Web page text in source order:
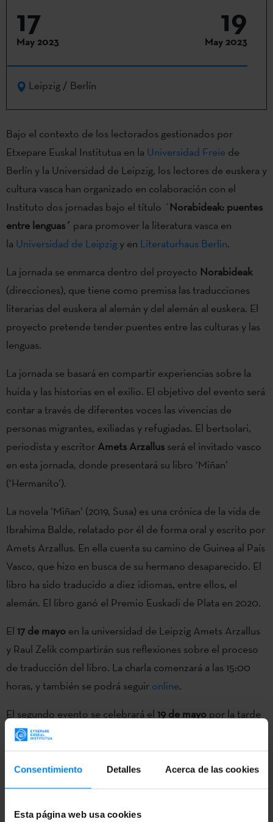
Consentimiento Detalles Acerca de las cookies
Esta página web usa cookies
17
May 2023
19
May 2023
Leipzig / Berlín
Bajo el contexto de los lectorados gestionados por
Etxepare Euskal Institutua en la Universidad Freie de
Berlín y la Universidad de Leipzig, los lectores de euskera y
cultura vasca han organizado en colaboración con el
Instituto dos jornadas bajo el título ´ Norabideak: puentes
entre lenguas´ para promover la literatura vasca en
la Universidad de Leipzig y en Literaturhaus Berlin.
La jornada se enmarca dentro del proyecto Norabideak
(direcciones), que tiene como premisa las traducciones
literarias del euskera al alemán y del alemán al euskera. El
proyecto pretende tender puentes entre las culturas y las
lenguas.
La jornada se basará en compartir experiencias sobre la
huida y las historias en el exilio. El objetivo del evento será
contar a través de diferentes voces las vivencias de
personas migrantes, exiliadas y refugiadas. El bertsolari,
periodista y escritor Amets Arzallus será el invitado vasco
en esta jornada, donde presentará su libro ‘Miñan’
(‘Hermanito’).
La novela ‘Miñan’ (2019, Susa) es una crónica de la vida de
Ibrahima Balde, relatado por él de forma oral y escrito por
Amets Arzallus. En ella cuenta su camino de Guinea al País
Vasco, que hizo en busca de su hermano desaparecido. El
libro ha sido traducido a diez idiomas, entre ellos, el
alemán. El libro ganó el Premio Euskadi de Plata en 2020.
El 17 de mayo en la universidad de Leipzig Amets Arzallus
y Raul Zelik compartirán sus reflexiones sobre el proceso
de traducción del libro. La charla comenzará a las 15:00
horas, y también se podrá seguir online.
El segundo evento se celebrará el 19 de mayo por la tarde
en Literaturhaus de Berlín.